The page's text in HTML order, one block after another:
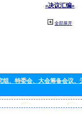
«决议汇编»
全部展开
组、特委会、大会筹备会议